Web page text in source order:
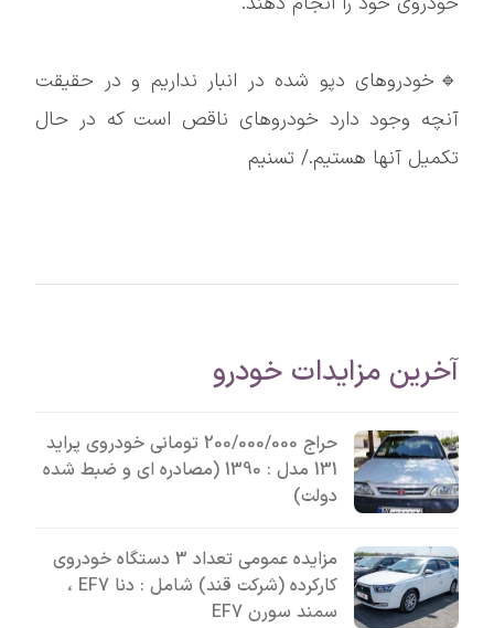
🔹خودروهای دپو شده در انبار نداریم و در حقیقت
آنچه وجود دارد خودروهای ناقص است که در حال
تکمیل آنها هستیم./ تسنیم
آخرین مزایدات خودرو
حراج 200/000/000 تومانی خودروی پراید
131 مدل : 1390 (مصادره ای و ضبط شده
دولت)
مزایده عمومی تعداد 3 دستگاه خودروی
کارکرده (شرکت قند) شامل : دنا EF7 ،
سمند سورن EF7